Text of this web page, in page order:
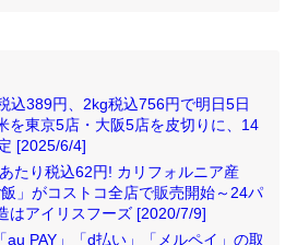
込389円、2kg税込756円で明日5日
を東京5店・大阪5店を皮切りに、14
[2025/6/4]
たり税込62円! カリフォルニア産
」がコストコ全店で販売開始～24パ
はアイリスフーズ [2020/7/9]
au PAY」「d払い」「メルペイ」の取